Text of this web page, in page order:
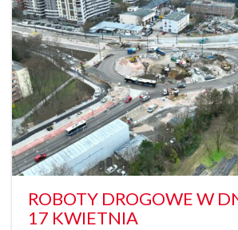
ROBOTY DROGOWE W
17 KWIETNIA